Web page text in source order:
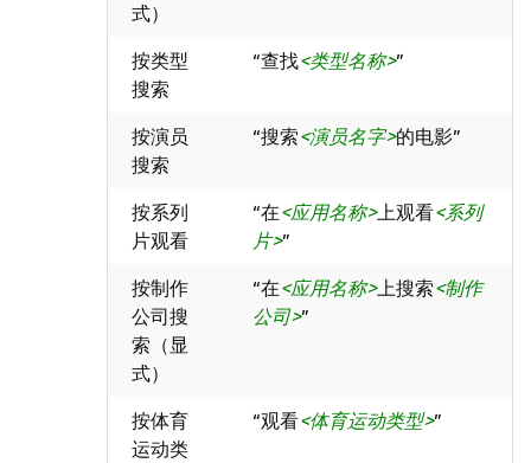
式）
按类型
搜索
“查找 类型名称 ”
按演员
搜索
“搜索 演员名字 的电影”
按系列
片观看
“在 应用名称 上观看 系列
片 ”
按制作
公司搜
索（显
式）
“在 应用名称 上搜索 制作
公司 ”
按体育
运动类
“观看 体育运动类型 ”